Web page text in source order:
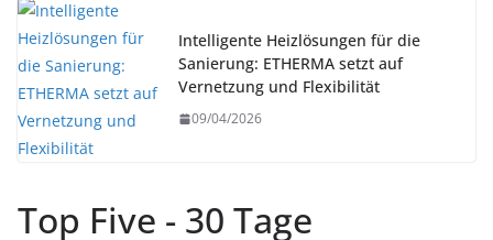
Intelligente Heizlösungen für die
Sanierung: ETHERMA setzt auf
Vernetzung und Flexibilität
09/04/2026
Top Five - 30 Tage